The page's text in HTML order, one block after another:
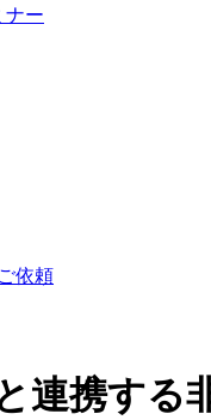
ナー
依頼
連携する